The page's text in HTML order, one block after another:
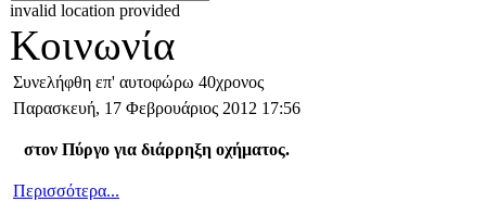
invalid location provided
Κοινωνία
Συνελήφθη επ' αυτοφώρω 40χρονος
Παρασκευή, 17 Φεβρουάριος 2012 17:56
στον Πύργο για διάρρηξη οχήματος.
Περισσότερα...